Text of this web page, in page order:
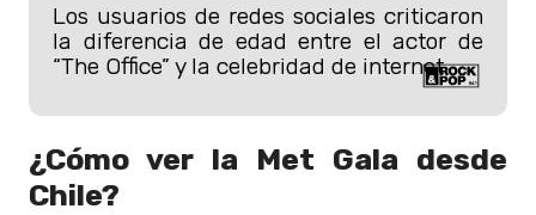
Los usuarios de redes sociales criticaron
la diferencia de edad entre el actor de
“The Office” y la celebridad de internet.
¿Cómo ver la Met Gala desde
Chile?